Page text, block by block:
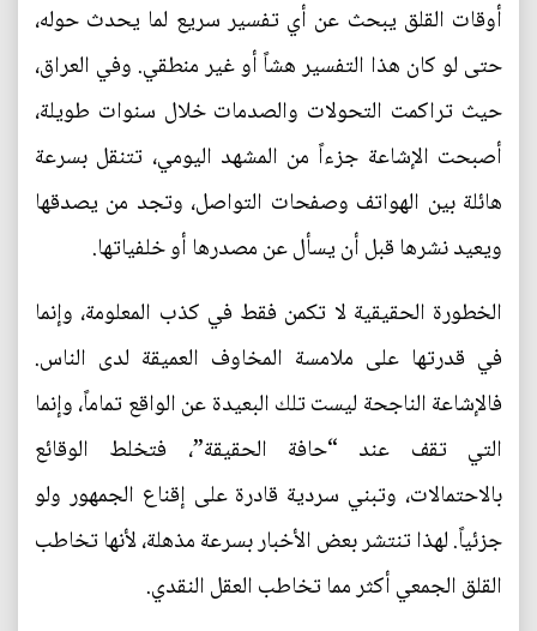
أوقات القلق يبحث عن أي تفسير سريع لما يحدث حوله،
حتى لو كان هذا التفسير هشاً أو غير منطقي. وفي العراق،
حيث تراكمت التحولات والصدمات خلال سنوات طويلة،
أصبحت الإشاعة جزءاً من المشهد اليومي، تتنقل بسرعة
هائلة بين الهواتف وصفحات التواصل، وتجد من يصدقها
ويعيد نشرها قبل أن يسأل عن مصدرها أو خلفياتها.
الخطورة الحقيقية لا تكمن فقط في كذب المعلومة، وإنما
في قدرتها على ملامسة المخاوف العميقة لدى الناس.
فالإشاعة الناجحة ليست تلك البعيدة عن الواقع تماماً، وإنما
التي تقف عند “حافة الحقيقة”، فتخلط الوقائع
بالاحتمالات، وتبني سردية قادرة على إقناع الجمهور ولو
جزئياً. لهذا تنتشر بعض الأخبار بسرعة مذهلة، لأنها تخاطب
القلق الجمعي أكثر مما تخاطب العقل النقدي.